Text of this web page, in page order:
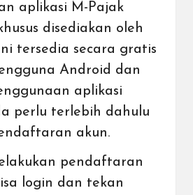
aplikasi M-Pajak
disediakan oleh
tersedia secara gratis
Android dan
aplikasi
perlu terlebih dahulu
akun.
pendaftaran
login dan tekan